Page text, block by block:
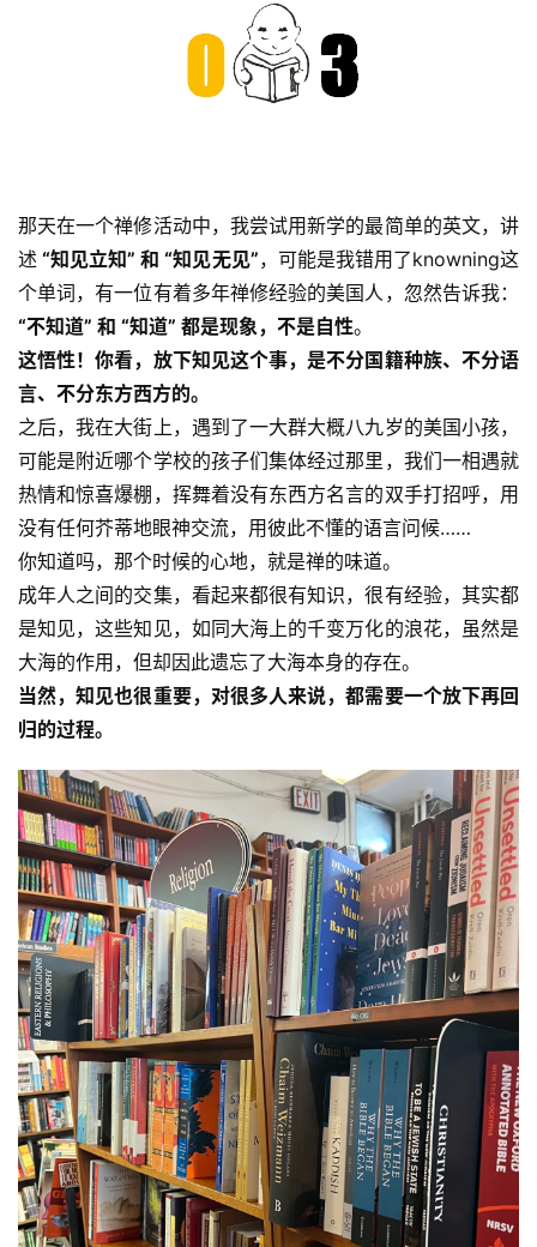
礼
视
频
纪
录
佛
教
艺
术
政
策
法
规
免
责
声
明
注册
那天在一个禅修活动中，我尝试用新学的最简单的英文，讲
述 “知见立知” 和 “知见无见”，可能是我错用了knowning这
个单词，有一位有着多年禅修经验的美国人，忽然告诉我：
“不知道” 和 “知道” 都是现象，不是自性。
这悟性！你看，放下知见这个事，是不分国籍种族、不分语
言、不分东方西方的。
之后，我在大街上，遇到了一大群大概八九岁的美国小孩，
可能是附近哪个学校的孩子们集体经过那里，我们一相遇就
热情和惊喜爆棚，挥舞着没有东西方名言的双手打招呼，用
没有任何芥蒂地眼神交流，用彼此不懂的语言问候……
你知道吗，那个时候的心地，就是禅的味道。
成年人之间的交集，看起来都很有知识，很有经验，其实都
是知见，这些知见，如同大海上的千变万化的浪花，虽然是
大海的作用，但却因此遗忘了大海本身的存在。
当然，知见也很重要，对很多人来说，都需要一个放下再回
归的过程。